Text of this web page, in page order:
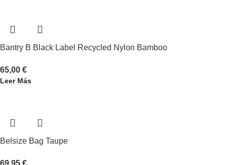
Bantry B Black Label Recycled Nylon Bamboo
65,00 €
Leer Más
Belsize Bag Taupe
69,95 €